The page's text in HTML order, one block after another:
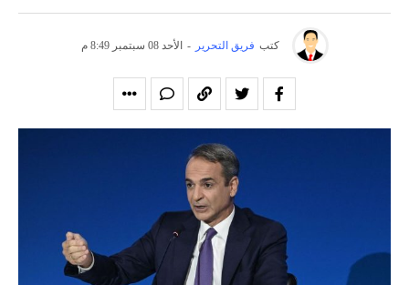
كتب فريق التحرير - الأحد 08 سبتمبر 8:49 م